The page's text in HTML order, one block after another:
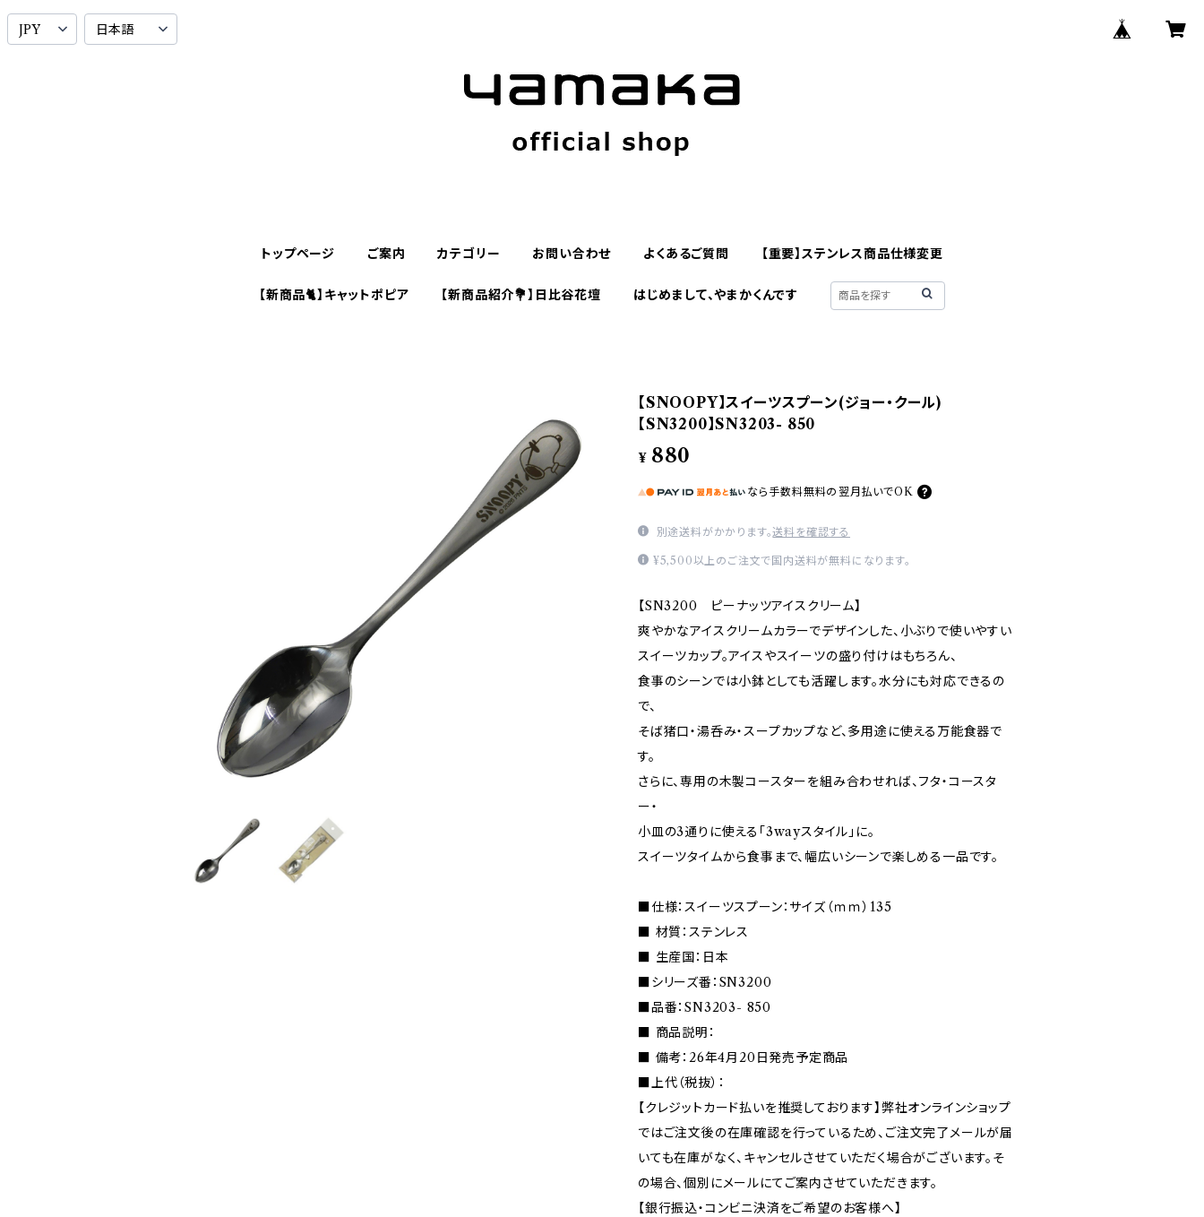
トップページ ご案内 カテゴリー お問い合わせ よくあるご質問 【重要】ステンレス商品仕様変更
【新商品🐈】キャットポピア 【新商品紹介💐】日比谷花壇 はじめまして、やまかくんです
【SNOOPY】スイーツスプーン(ジョー・クール)
【SN3200】SN3203- 850
¥ 880
なら 手数料無料の 翌月払いでOK
別途送料がかかります。送料を確認する
¥5,500以上のご注文で国内送料が無料になります。
【SN3200 ピーナッツアイスクリーム】
爽やかなアイスクリームカラーでデザインした、小ぶりで使いやすい
スイーツカップ。アイスやスイーツの盛り付けはもちろん、
食事のシーンでは小鉢としても活躍します。水分にも対応できるの
で、
そば猪口・湯呑み・スープカップなど、多用途に使える万能食器で
す。
さらに、専用の木製コースターを組み合わせれば、フタ・コースタ
ー・
小皿の3通りに使える「3wayスタイル」に。
スイーツタイムから食事まで、幅広いシーンで楽しめる一品です。
■仕様：スイーツスプーン：サイズ（ｍｍ）135
■ 材質：ステンレス
■ 生産国：日本
■シリーズ番：SN3200
■品番：SN3203- 850
■ 商品説明：
■ 備考：26年4月20日発売予定商品
■上代（税抜）：
【クレジットカード払いを推奨しております】弊社オンラインショップ
ではご注文後の在庫確認を行っているため、ご注文完了メールが届
いても在庫がなく、キャンセルさせていただく場合がございます。そ
の場合、個別にメールにてご案内させていただきます。
【銀行振込・コンビニ決済をご希望のお客様へ】